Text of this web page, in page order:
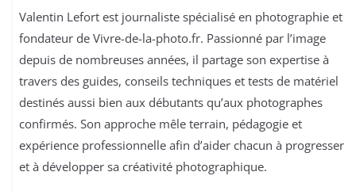
Valentin Lefort est journaliste spécialisé en photographie et
fondateur de Vivre-de-la-photo.fr. Passionné par l’image
depuis de nombreuses années, il partage son expertise à
travers des guides, conseils techniques et tests de matériel
destinés aussi bien aux débutants qu’aux photographes
confirmés. Son approche mêle terrain, pédagogie et
expérience professionnelle afin d’aider chacun à progresser
et à développer sa créativité photographique.